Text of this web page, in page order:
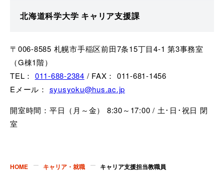
北海道科学大学 キャリア支援課
〒006-8585 札幌市手稲区前田7条15丁目4-1 第3事務室
（G棟1階）
TEL： 011-688-2384 / FAX： 011-681-1456
Eメール： syusyoku@hus.ac.jp
開室時間：平日（月～金） 8:30～17:00 / 土･日･祝日 閉
室
HOME キャリア・就職 キャリア支援担当教職員